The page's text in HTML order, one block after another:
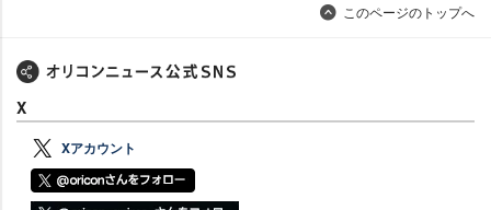
このページのトップへ
X
Xアカウント